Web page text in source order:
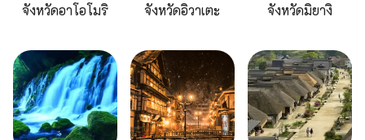
จังหวัดอาโอโมริ จังหวัดอิวาเตะ จังหวัดมิยางิ